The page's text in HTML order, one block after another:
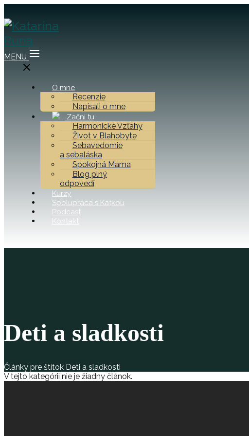
MENU
O mne
Recenzie
Napísali o mne
Začni tu
Harmonické Vzťahy
Život v Blahobyte
Sebavedomie
a sebaláska
Spokojná Mama
Blog plný
odpovedí
Kurzy
Spolupráca s Katkou
Podcast
Kontakt
Deti a sladkosti
Články pre štítok Deti a sladkosti
V tejto kategórii nie je žiadny článok.